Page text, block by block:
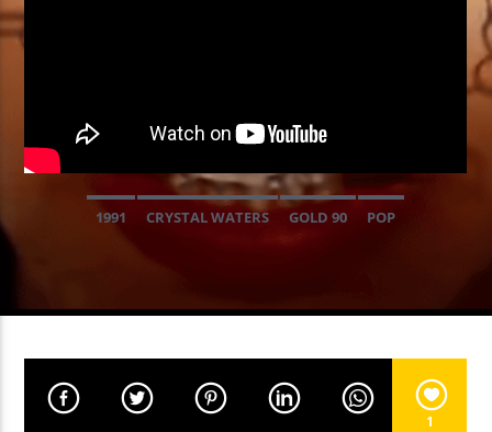
DJ VIBE
21:00 21:59
FEVERBALL
1991 CRYSTAL WATERS GOLD 90 POP
1